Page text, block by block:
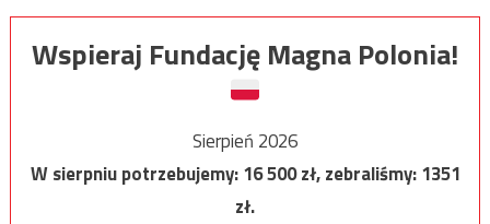
Wspieraj Fundację Magna Polonia!
Sierpień 2026
W sierpniu potrzebujemy:16 500zł, zebraliśmy:1351
zł.